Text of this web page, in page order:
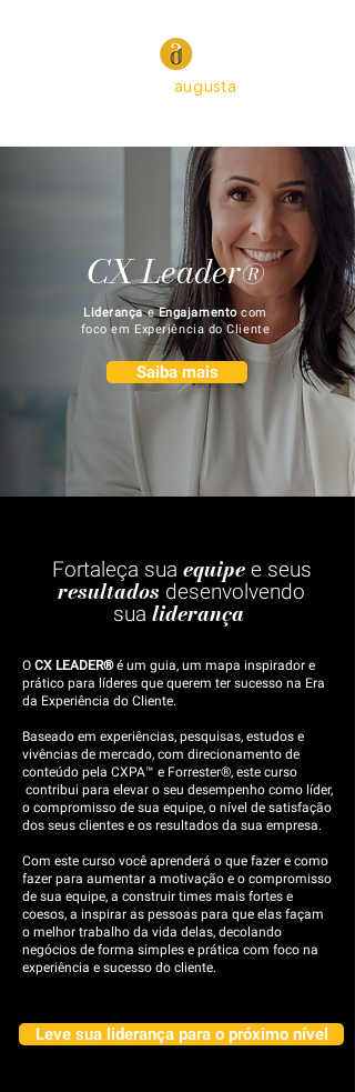
augusta
CX Leader®
LiderançaeEngajamentocom
foco em Experiência do Cliente
Saiba mais
Fortaleça sua equipee seus
resultados desenvolvendo
sua liderança
O CX LEADER®é um guia, um mapa inspirador e
prático para líderes que querem ter sucesso na Era
da Experiência do Cliente.
Baseado em experiências, pesquisas, estudos e
vivências de mercado, com direcionamento de
conteúdo pela CXPA™ e Forrester®, este curso
contribui para elevar o seu desempenho como líder,
o compromisso de sua equipe, o nível de satisfação
dos seus clientes e os resultados da sua empresa.
Com este curso você aprenderá o que fazer e como
fazer para aumentar a motivação e o compromisso
de sua equipe, a construir times mais fortes e
coesos, a inspirar as pessoas para que elas façam
o melhor trabalho da vida delas, decolando
negócios de forma simples e prática com foco na
experiência e sucesso do cliente.
Leve sua liderança para o próximo nível